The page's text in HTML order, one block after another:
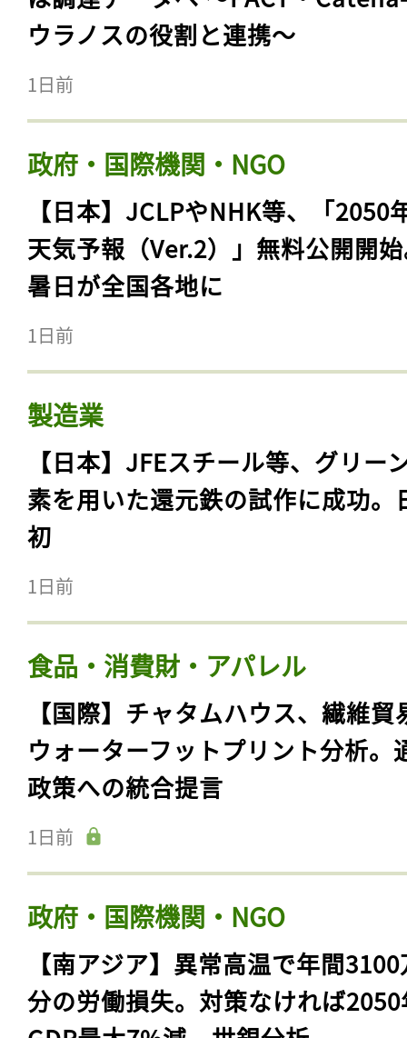
ウラノスの役割と連携〜
1日前
政府・国際機関・NGO
【日本】JCLPやNHK等、「2050
天気予報（Ver.2）」無料公開開
暑日が全国各地に
1日前
製造業
【日本】JFEスチール等、グリー
素を用いた還元鉄の試作に成功。
初
1日前
食品・消費財・アパレル
【国際】チャタムハウス、繊維貿
ウォーターフットプリント分析。
政策への統合提言
1日前
政府・国際機関・NGO
【南アジア】異常高温で年間
分の労働損失。対策なければ